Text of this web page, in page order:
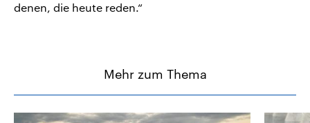
denen, die heute reden.“
Mehr zum Thema